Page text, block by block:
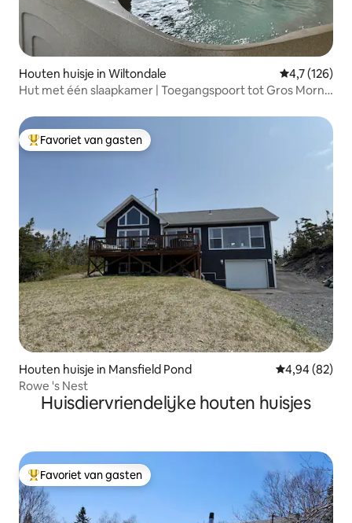
Houten huisje in Wiltondale Gemiddelde
4,7 (126)
Hut met één slaapkamer | Toegangspoort tot Gros Morne
Topfavoriet van gasten
Favoriet van gasten
Houten huisje in Mansfield Pond Gemiddelde
4,94 (82)
Rowe 's Nest
Huisdiervriendelijke houten huisjes
Topfavoriet van gasten
Favoriet van gasten